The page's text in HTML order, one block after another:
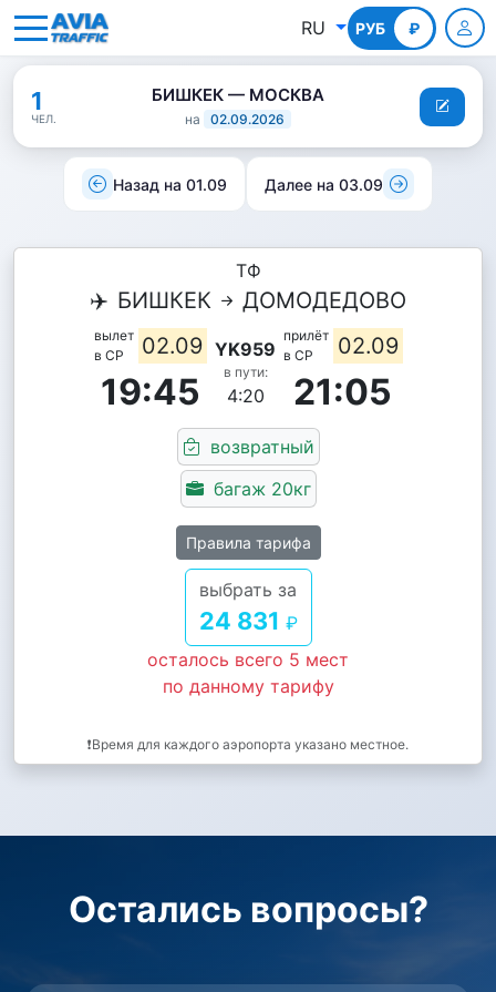
RU РУБ ₽
КГС
1
ЧЕЛ.
БИШКЕК — МОСКВА
на 02.09.2026
Назад на 01.09 Далее на 03.09
ТФ
✈️ БИШКЕК ДОМОДЕДОВО
вылет
в СР
02.09
19:45
YK959
в пути:
4:20
прилёт
в СР
02.09
21:05
возвратный
багаж 20кг
Правила тарифа
выбрать за
24 831 ₽
осталось всего 5 мест
по данному тарифу
❗Время для каждого аэропорта указано местное.
Остались вопросы?